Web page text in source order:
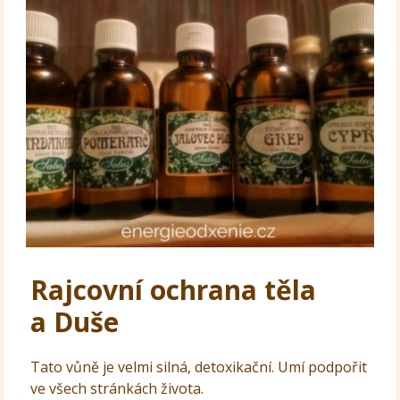
Rajcovní ochrana těla
a Duše
Tato vůně je velmi silná, detoxikační. Umí podpořit
ve všech stránkách života.